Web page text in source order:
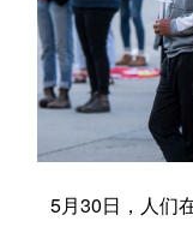
访谈
法律
食品
学术中国
城市
5月30日，人们在